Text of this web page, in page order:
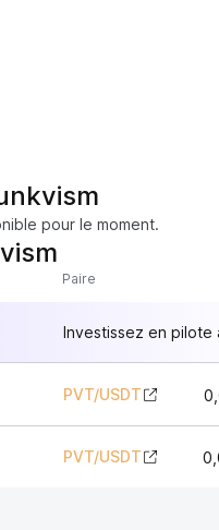
pour le moment.
Paire
Investissez en pilote
PVT/USDT
PVT/USDT